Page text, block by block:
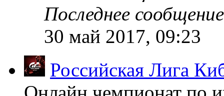
Последнее сообщение
30 май 2017, 09:23
Российская Лига